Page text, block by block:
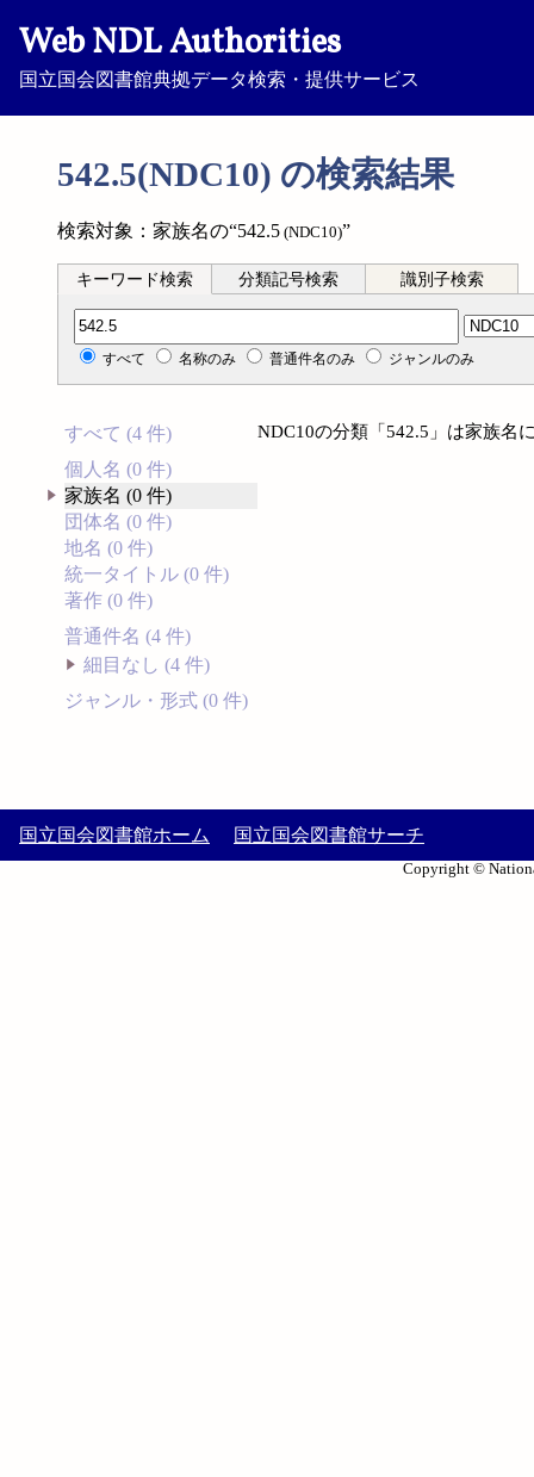
Web NDL Authorities
国立国会図書館典拠データ検索・提供サービス
542.5(NDC10) の検索結果
検索対象：家族名の“542.5 (NDC10)”
キーワード検索 分類記号検索 識別子検索
分類記号検索
すべて 名称のみ 普通件名のみ ジャンルのみ
すべて (4 件)
個人名 (0 件)
家族名 (0 件)
団体名 (0 件)
地名 (0 件)
統一タイトル (0 件)
著作 (0 件)
普通件名 (4 件)
細目なし (4 件)
ジャンル・形式 (0 件)
NDC10の分類「542.5」は家族名
国立国会図書館ホーム 国立国会図書館サーチ
Copyright ©